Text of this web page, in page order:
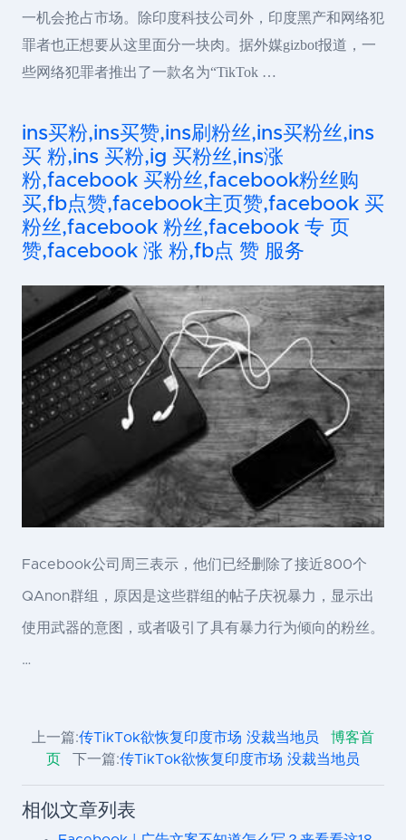
一机会抢占市场。除印度科技公司外，印度黑产和网络犯
罪者也正想要从这里面分一块肉。据外媒gizbot报道，一
些网络犯罪者推出了一款名为“TikTok …
ins买粉,ins买赞,ins刷粉丝,ins买粉丝,ins
买 粉,ins 买粉,ig 买粉丝,ins涨
粉,facebook 买粉丝,facebook粉丝购
买,fb点赞,facebook主页赞,facebook 买
粉丝,facebook 粉丝,facebook 专 页
赞,facebook 涨 粉,fb点 赞 服务
Facebook公司周三表示，他们已经删除了接近800个
QAnon群组，原因是这些群组的帖子庆祝暴力，显示出
使用武器的意图，或者吸引了具有暴力行为倾向的粉丝。
…
上一篇:传TikTok欲恢复印度市场 没裁当地员
博客首
页
下一篇:传TikTok欲恢复印度市场 没裁当地员
相似文章列表